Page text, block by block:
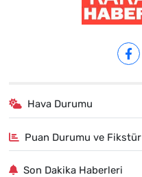
Hava Durumu
Puan Durumu ve Fikstür
Son Dakika Haberleri